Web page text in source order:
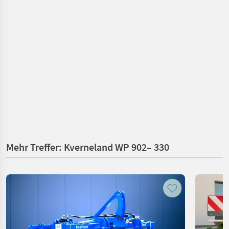
Mehr Treffer: Kverneland WP 902– 330